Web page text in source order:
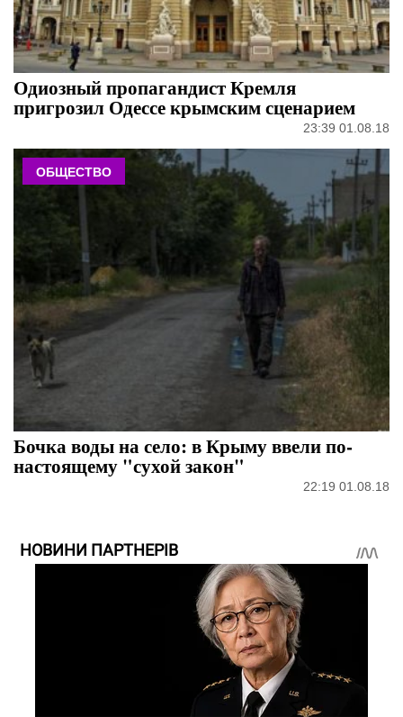
Одиозный пропагандист Кремля
пригрозил Одессе крымским сценарием
23:39 01.08.18
ОБЩЕСТВО
Бочка воды на село: в Крыму ввели по-
настоящему "сухой закон"
22:19 01.08.18
НОВИНИ ПАРТНЕРІВ